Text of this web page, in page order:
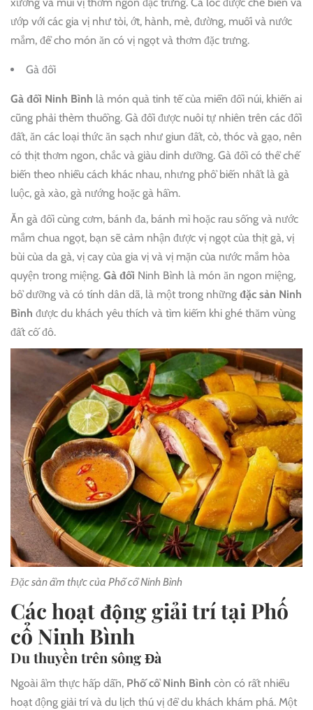
ướp với các gia vị như tỏi, ớt, hành, mè, đường, muối và nước
mắm, để cho món ăn có vị ngọt và thơm đặc trưng.
Gà đồi
Gà đồi Ninh Bình là món quà tinh tế của miền đồi núi, khiến ai
cũng phải thèm thuồng. Gà đồi được nuôi tự nhiên trên các đồi
đất, ăn các loại thức ăn sạch như giun đất, cỏ, thóc và gạo, nên
có thịt thơm ngon, chắc và giàu dinh dưỡng. Gà đồi có thể chế
biến theo nhiều cách khác nhau, nhưng phổ biến nhất là gà
luộc, gà xào, gà nướng hoặc gà hầm.
Ăn gà đồi cùng cơm, bánh đa, bánh mì hoặc rau sống và nước
mắm chua ngọt, bạn sẽ cảm nhận được vị ngọt của thịt gà, vị
bùi của da gà, vị cay của gia vị và vị mặn của nước mắm hòa
quyện trong miệng. Gà đồi Ninh Bình là món ăn ngon miệng,
bổ dưỡng và có tính dân dã, là một trong những đặc sản Ninh
Bình được du khách yêu thích và tìm kiếm khi ghé thăm vùng
đất cố đô.
Đặc sản ẩm thực của Phố cổ Ninh Bình
Các hoạt động giải trí tại Phố
cổ Ninh Bình
Du thuyền trên sông Đà
Ngoài ẩm thực hấp dẫn, Phố cổ Ninh Bình còn có rất nhiều
hoạt động giải trí và du lịch thú vị để du khách khám phá. Một